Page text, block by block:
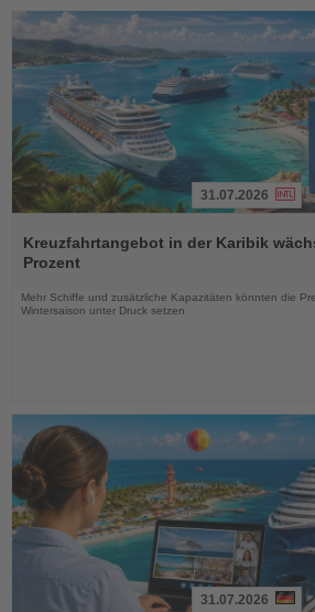
Sie
die
31.07.2026
Kreuzfahrtangebot in der Karibik
Prozent
Mehr Schiffe und zusätzliche Kapazitäten könnten die
Wintersaison unter Druck setzen
31.07.2026